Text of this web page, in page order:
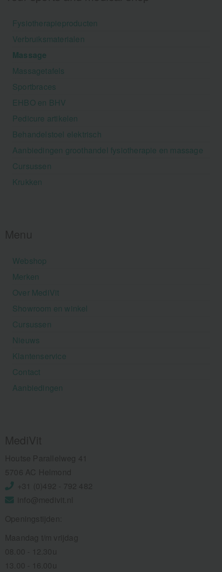
Fysiotherapieproducten
Verbruiksmaterialen
Massage
Massagetafels
Sportbraces
EHBO en BHV
Pedicure artikelen
Behandelstoel elektrisch
Aanbiedingen groothandel fysiotherapie en massage
Cursussen
Krukken
Webshop
Merken
Over MediVit
Showroom en winkel
Cursussen
Nieuws
Klantenservice
Contact
Aanbiedingen